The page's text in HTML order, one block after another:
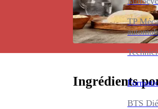
TP
BTS
Ingrédients